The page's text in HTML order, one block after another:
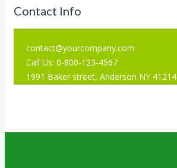
Contact Info
contact@yourcompany.com
Call Us: 0-800-123-4567
1991 Baker street, Anderson NY 41214